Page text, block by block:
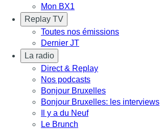
Mon BX1
Replay TV
Toutes nos émissions
Dernier JT
La radio
Direct & Replay
Nos podcasts
Bonjour Bruxelles
Bonjour Bruxelles: les interviews
Il y a du Neuf
Le Brunch